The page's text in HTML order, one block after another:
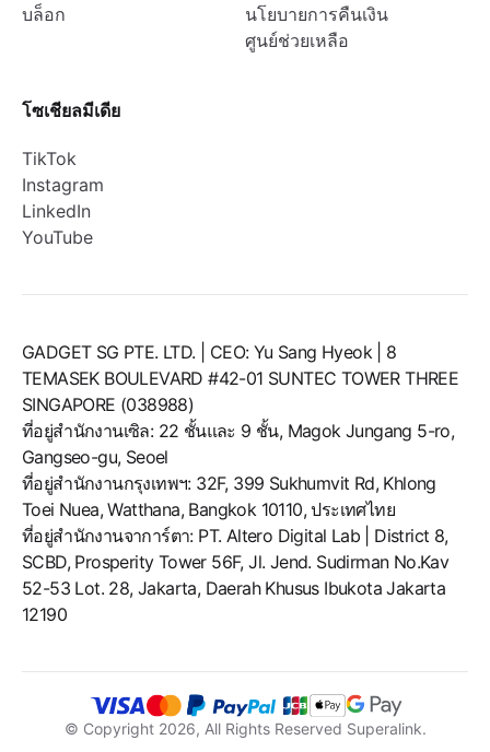
บล็อก
นโยบายการคืนเงิน
ศูนย์ช่วยเหลือ
โซเชียลมีเดีย
TikTok
Instagram
LinkedIn
YouTube
GADGET SG PTE. LTD. | CEO: Yu Sang Hyeok | 8
TEMASEK BOULEVARD #42-01 SUNTEC TOWER THREE
SINGAPORE (038988)
ที่อยู่สำนักงานเซิล: 22 ชั้นและ 9 ชั้น, Magok Jungang 5-ro,
Gangseo-gu, Seoel
ที่อยู่สำนักงานกรุงเทพฯ: 32F, 399 Sukhumvit Rd, Khlong
Toei Nuea, Watthana, Bangkok 10110, ประเทศไทย
ที่อยู่สำนักงานจาการ์ตา: PT. Altero Digital Lab | District 8,
SCBD, Prosperity Tower 56F, Jl. Jend. Sudirman No.Kav
52-53 Lot. 28, Jakarta, Daerah Khusus Ibukota Jakarta
12190
© Copyright 2026, All Rights Reserved Superalink.